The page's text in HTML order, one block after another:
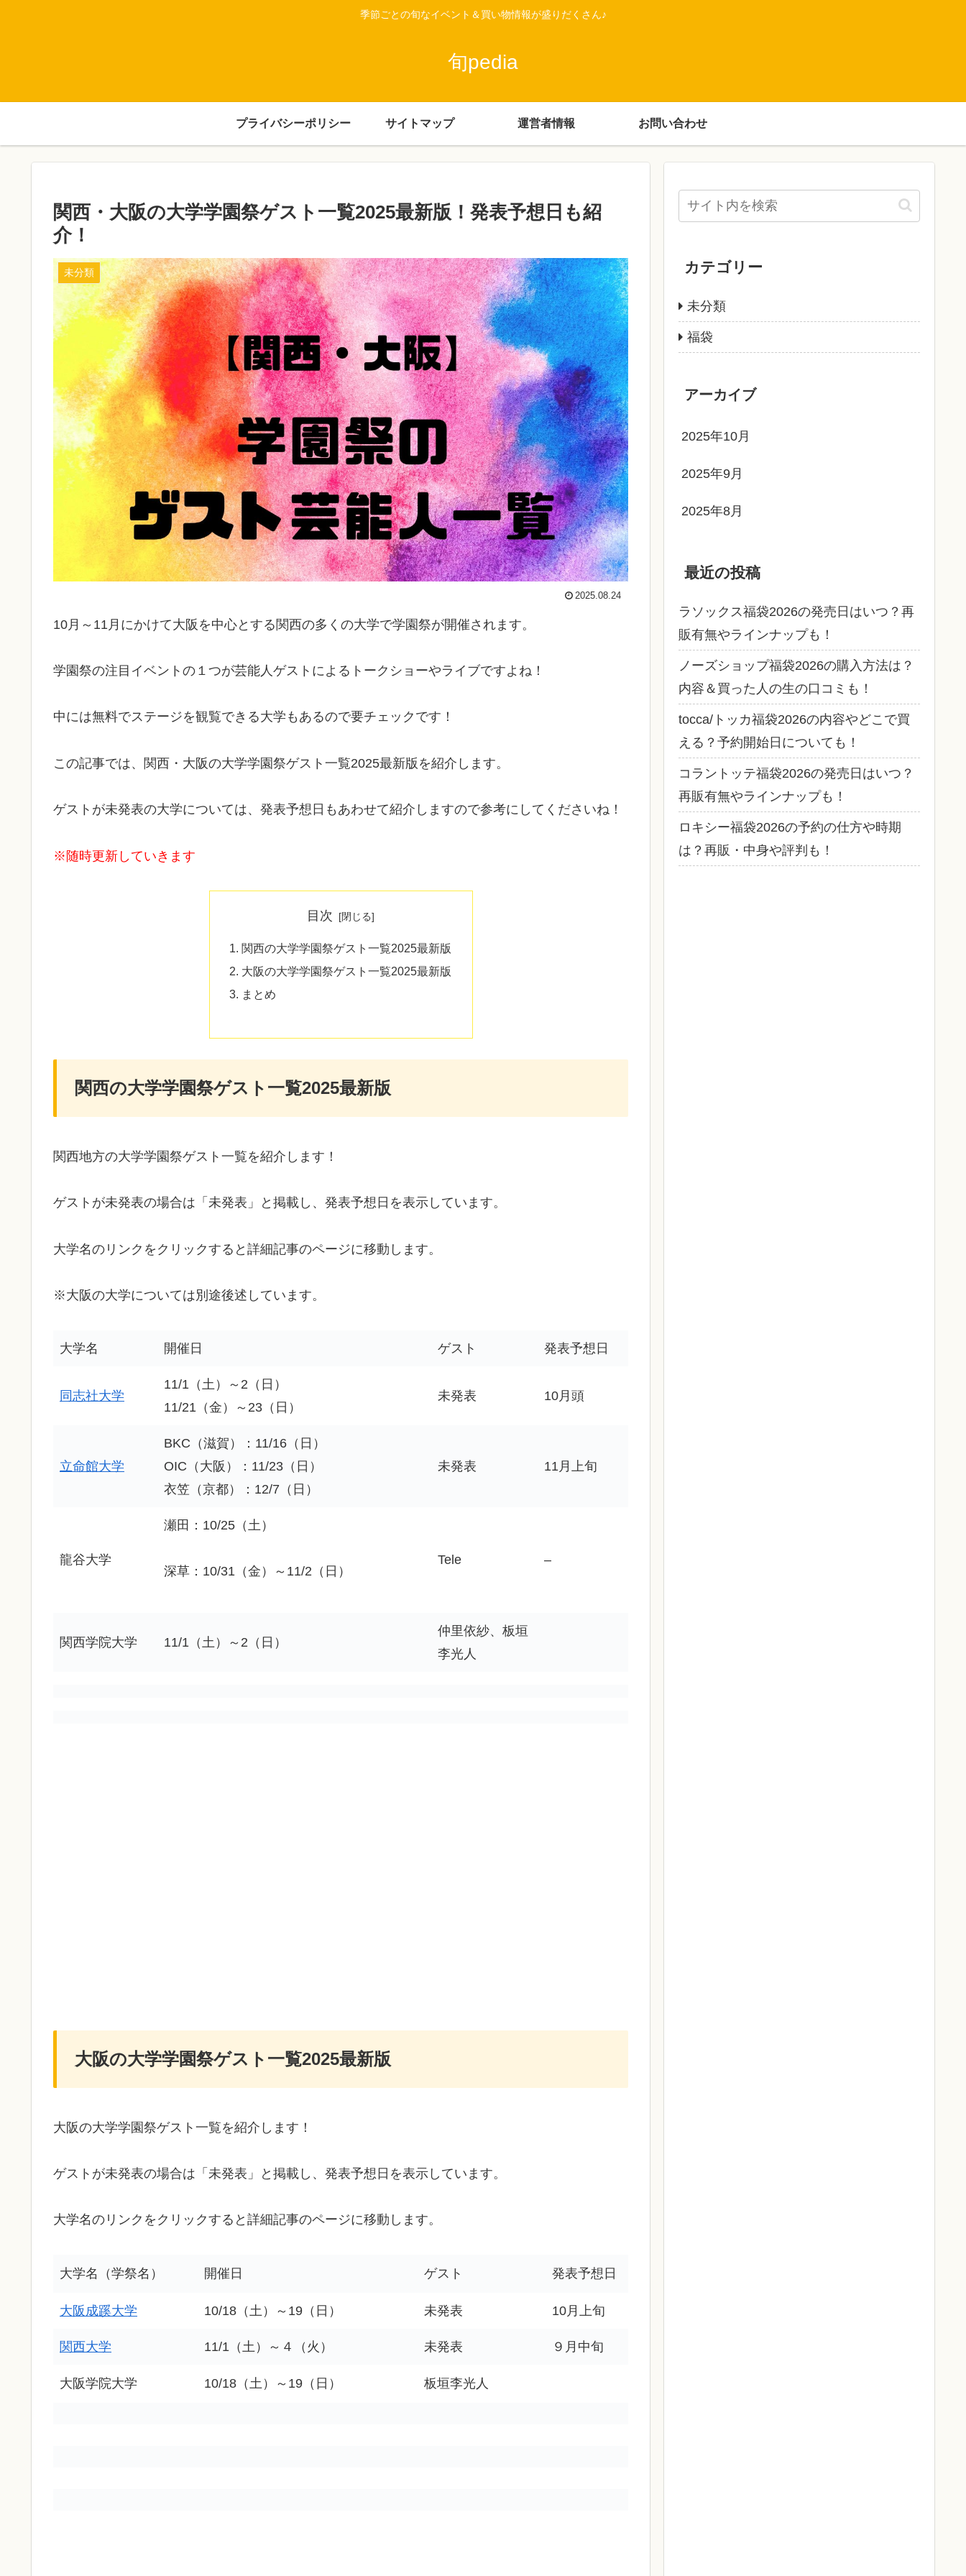
季節ごとの旬なイベント＆買い物情報が盛りだくさん♪
旬pedia
プライバシーポリシー サイトマップ 運営者情報 お問い合わせ
関西・大阪の大学学園祭ゲスト一覧2025最新版！発表予想日も紹
介！
未分類
2025.08.24
10月～11月にかけて大阪を中心とする関西の多くの大学で学園祭が開催されます。
学園祭の注目イベントの１つが芸能人ゲストによるトークショーやライブですよね！
中には無料でステージを観覧できる大学もあるので要チェックです！
この記事では、関西・大阪の大学学園祭ゲスト一覧2025最新版を紹介します。
ゲストが未発表の大学については、発表予想日もあわせて紹介しますので参考にしてくださいね！
※随時更新していきます
目次
関西の大学学園祭ゲスト一覧2025最新版
大阪の大学学園祭ゲスト一覧2025最新版
まとめ
関西の大学学園祭ゲスト一覧2025最新版
関西地方の大学学園祭ゲスト一覧を紹介します！
ゲストが未発表の場合は「未発表」と掲載し、発表予想日を表示しています。
大学名のリンクをクリックすると詳細記事のページに移動します。
※大阪の大学については別途後述しています。
大学名 開催日 ゲスト 発表予想日
同志社大学
11/1（土）～2（日）
11/21（金）～23（日）
未発表 10月頭
立命館大学
BKC（滋賀）：11/16（日）
OIC（大阪）：11/23（日）
衣笠（京都）：12/7（日）
未発表 11月上旬
龍谷大学
瀬田：10/25（土）
深草：10/31（金）～11/2（日）
Tele –
関西学院大学 11/1（土）～2（日）
仲里依紗、板垣
李光人
大阪の大学学園祭ゲスト一覧2025最新版
大阪の大学学園祭ゲスト一覧を紹介します！
ゲストが未発表の場合は「未発表」と掲載し、発表予想日を表示しています。
大学名のリンクをクリックすると詳細記事のページに移動します。
大学名（学祭名） 開催日 ゲスト 発表予想日
大阪成蹊大学 10/18（土）～19（日） 未発表 10月上旬
関西大学 11/1（土）～４（火） 未発表 ９月中旬
大阪学院大学 10/18（土）～19（日） 板垣李光人
カテゴリー
未分類
福袋
アーカイブ
2025年10月
2025年9月
2025年8月
最近の投稿
ラソックス福袋2026の発売日はいつ？再
販有無やラインナップも！
ノーズショップ福袋2026の購入方法は？
内容＆買った人の生の口コミも！
tocca/トッカ福袋2026の内容やどこで買
える？予約開始日についても！
コラントッテ福袋2026の発売日はいつ？
再販有無やラインナップも！
ロキシー福袋2026の予約の仕方や時期
は？再販・中身や評判も！